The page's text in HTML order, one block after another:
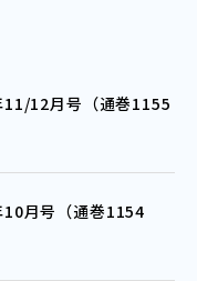
12月号（通巻1155
月号（通巻1154